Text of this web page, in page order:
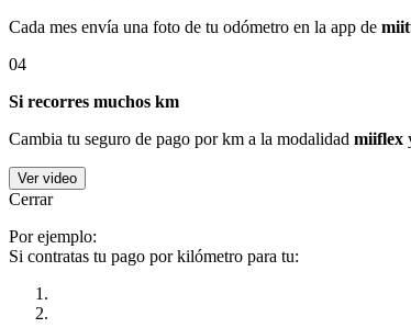
Cada mes envía una foto de tu odómetro en la app de
04
Si recorres muchos km
Cambia tu seguro de pago por km a la modalidad miiflex
Ver video
Cerrar
Por ejemplo:
Si contratas tu pago por kilómetro para tu: